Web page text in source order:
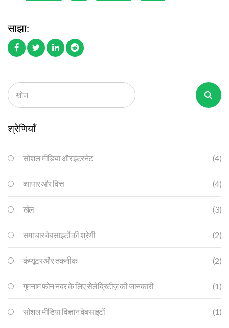
साझा:
श्रेणियाँ
सोशल मीडिया और इंटरनेट (4)
व्यापार और वित्त (4)
खेल (3)
समाचार वेबसाइटों की श्रेणी (2)
कंप्यूटर और तकनीक (2)
गुमनाम फोन नंबर के लिए सेलेब्रिटीज़ की जानकारी (1)
सोशल मीडिया विज्ञान वेबसाइटों (1)